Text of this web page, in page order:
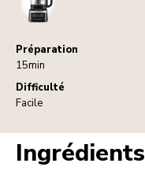
Préparation
15min
Difficulté
Facile
Ingrédients